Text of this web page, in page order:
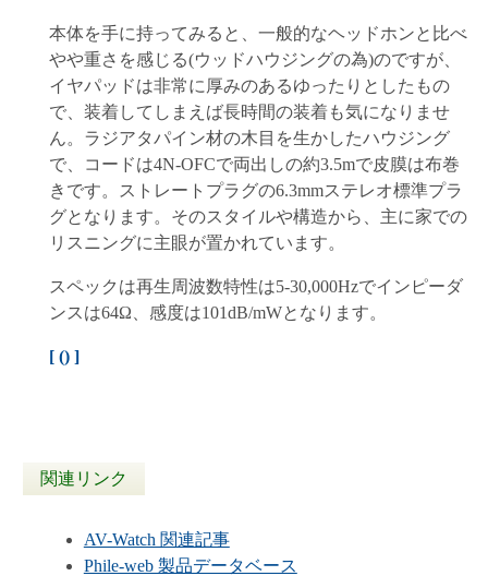
本体を手に持ってみると、一般的なヘッドホンと比べ
やや重さを感じる(ウッドハウジングの為)のですが、
イヤパッドは非常に厚みのあるゆったりとしたもの
で、装着してしまえば長時間の装着も気になりませ
ん。ラジアタパイン材の木目を生かしたハウジング
で、コードは4N-OFCで両出しの約3.5mで皮膜は布巻
きです。ストレートプラグの6.3mmステレオ標準プラ
グとなります。そのスタイルや構造から、主に家での
リスニングに主眼が置かれています。
スペックは再生周波数特性は5-30,000Hzでインピーダ
ンスは64Ω、感度は101dB/mWとなります。
[ () ]
関連リンク
AV-Watch 関連記事
Phile-web 製品データベース